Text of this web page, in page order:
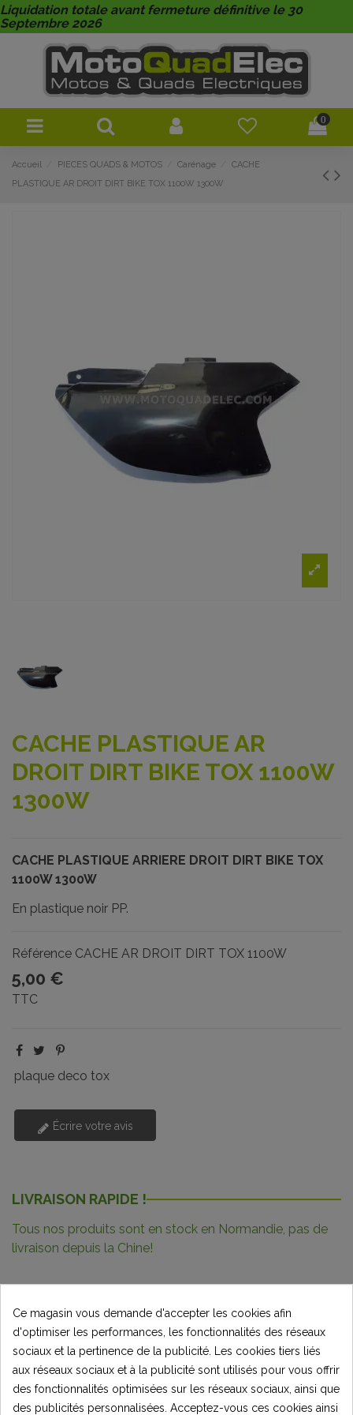
Liquidation totale avant fermeture définitive le 30
Septembre 2026
0
Accueil PIECES QUADS & MOTOS Carénage
CACHE
PLASTIQUE AR DROIT DIRT BIKE TOX 1100W 1300W
CACHE PLASTIQUE AR
DROIT DIRT BIKE TOX 1100W
1300W
CACHE PLASTIQUE ARRIERE DROIT DIRT BIKE TOX
1100W 1300W
En plastique noir PP.
Référence CACHE AR DROIT DIRT TOX 1100W
5,00 €
TTC
plaque deco tox
Écrire votre avis
LIVRAISON RAPIDE !
Tous nos produits sont en stock en Normandie, pas de
livraison depuis la Chine!
Description
Détails du produit
(0)
Ce magasin vous demande d'accepter les cookies afin
d'optimiser les performances, les fonctionnalités des réseaux
sociaux et la pertinence de la publicité. Les cookies tiers liés
aux réseaux sociaux et à la publicité sont utilisés pour vous offrir
des fonctionnalités optimisées sur les réseaux sociaux, ainsi que
des publicités personnalisées. Acceptez-vous ces cookies ainsi